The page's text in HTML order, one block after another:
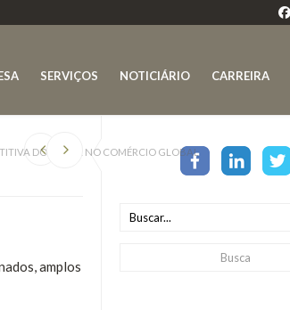
SERVIÇOS NOTICIÁRIO CARREIRA
DO BRASIL NO COMÉRCIO GLOBAL
amplos